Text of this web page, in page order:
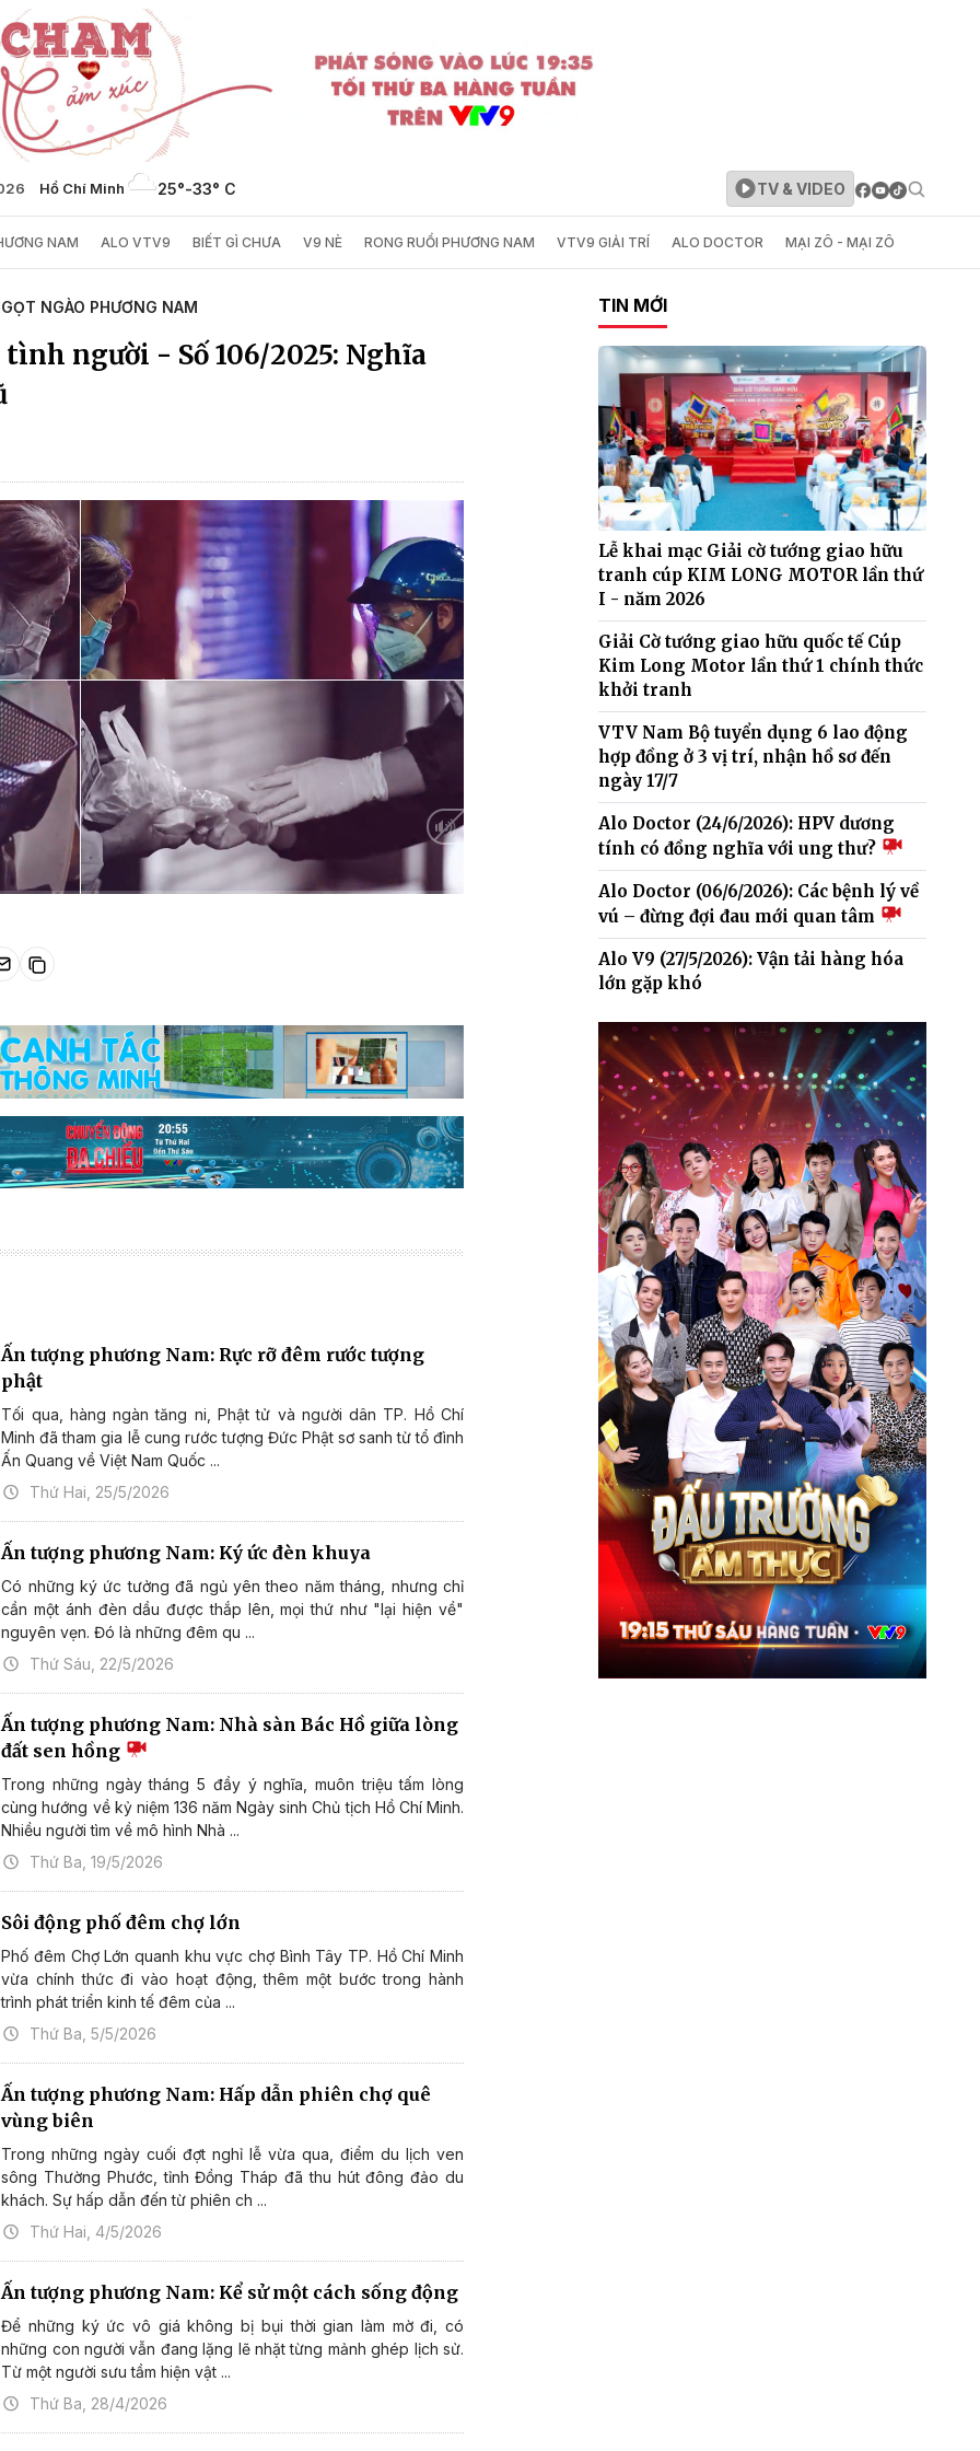
Hồ Chí Minh 25°-33° C TV & VIDEO
NAM ALO VTV9 BIẾT GÌ CHƯA V9 NÈ RONG RUỔI PHƯƠNG NAM VTV9 GIẢI TRÍ ALO DOCTOR MẠI ZÔ - MẠI ZÔ
NGÀO PHƯƠNG NAM
người - Số 106/2025: Nghĩa
Ấn tượng phương Nam: Rực rỡ đêm rước tượng
phật
Tối qua, hàng ngàn tăng ni, Phật tử và người dân TP. Hồ Chí
Minh đã tham gia lễ cung rước tượng Đức Phật sơ sanh từ tổ đình
Ấn Quang về Việt Nam Quốc ...
Thứ Hai, 25/5/2026
Ấn tượng phương Nam: Ký ức đèn khuya
Có những ký ức tưởng đã ngủ yên theo năm tháng, nhưng chỉ
cần một ánh đèn dầu được thắp lên, mọi thứ như "lại hiện về"
nguyên vẹn. Đó là những đêm qu ...
Thứ Sáu, 22/5/2026
Ấn tượng phương Nam: Nhà sàn Bác Hồ giữa lòng
đất sen hồng
Trong những ngày tháng 5 đầy ý nghĩa, muôn triệu tấm lòng
cùng hướng về kỷ niệm 136 năm Ngày sinh Chủ tịch Hồ Chí Minh.
Nhiều người tìm về mô hình Nhà ...
Thứ Ba, 19/5/2026
Sôi động phố đêm chợ lớn
Phố đêm Chợ Lớn quanh khu vực chợ Bình Tây TP. Hồ Chí Minh
vừa chính thức đi vào hoạt động, thêm một bước trong hành
trình phát triển kinh tế đêm của ...
Thứ Ba, 5/5/2026
Ấn tượng phương Nam: Hấp dẫn phiên chợ quê
vùng biên
Trong những ngày cuối đợt nghỉ lễ vừa qua, điểm du lịch ven
sông Thường Phước, tỉnh Đồng Tháp đã thu hút đông đảo du
khách. Sự hấp dẫn đến từ phiên ch ...
Thứ Hai, 4/5/2026
Ấn tượng phương Nam: Kể sử một cách sống động
Để những ký ức vô giá không bị bụi thời gian làm mờ đi, có
những con người vẫn đang lặng lẽ nhặt từng mảnh ghép lịch sử.
Từ một người sưu tầm hiện vật ...
Thứ Ba, 28/4/2026
TIN MỚI
Lễ khai mạc Giải cờ tướng giao hữu
tranh cúp KIM LONG MOTOR lần thứ
I - năm 2026
Giải Cờ tướng giao hữu quốc tế Cúp
Kim Long Motor lần thứ 1 chính thức
khởi tranh
VTV Nam Bộ tuyển dụng 6 lao động
hợp đồng ở 3 vị trí, nhận hồ sơ đến
ngày 17/7
Alo Doctor (24/6/2026): HPV dương
tính có đồng nghĩa với ung thư?
Alo Doctor (06/6/2026): Các bệnh lý về
vú – đừng đợi đau mới quan tâm
Alo V9 (27/5/2026): Vận tải hàng hóa
lớn gặp khó